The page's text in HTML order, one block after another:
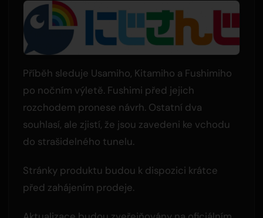
Příběh sleduje Usamiho, Kitamiho a Fushimiho
po nočním výletě. Fushimi před jejich
rozchodem pronese návrh. Ostatní dva
souhlasí, ale zjistí, že jsou zavedeni ke vchodu
do strašidelného tunelu.
Stránky produktu budou k dispozici krátce
před zahájením prodeje.